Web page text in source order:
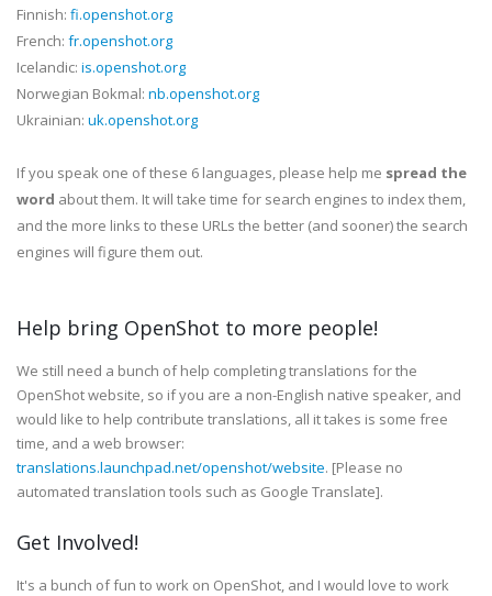
Finnish: fi.openshot.org
French: fr.openshot.org
Icelandic: is.openshot.org
Norwegian Bokmal: nb.openshot.org
Ukrainian: uk.openshot.org
If you speak one of these 6 languages, please help me spread the
word about them. It will take time for search engines to index them,
and the more links to these URLs the better (and sooner) the search
engines will figure them out.
Help bring OpenShot to more people!
We still need a bunch of help completing translations for the
OpenShot website, so if you are a non-English native speaker, and
would like to help contribute translations, all it takes is some free
time, and a web browser:
translations.launchpad.net/openshot/website. [Please no
automated translation tools such as Google Translate].
Get Involved!
It's a bunch of fun to work on OpenShot, and I would love to work